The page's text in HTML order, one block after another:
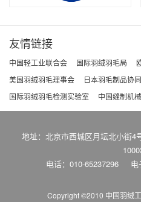
友情链接
中国轻工业联合会 国际羽绒羽毛局
美国羽绒羽毛理事会
日本羽毛制品协
国际羽绒羽毛检测实验室
中国缝制机
地址：北京市西城区月坛北小街4
电话：010-65237296
电
Copyright ©2010 中国羽绒